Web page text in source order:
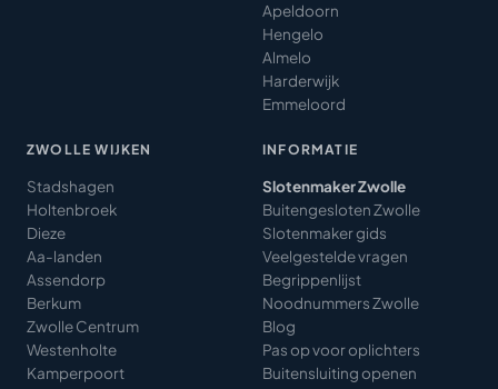
Apeldoorn
Hengelo
Almelo
Harderwijk
Emmeloord
ZWOLLE WIJKEN
Stadshagen
Holtenbroek
Dieze
Aa-landen
Assendorp
Berkum
Zwolle Centrum
Westenholte
Kamperpoort
INFORMATIE
Slotenmaker Zwolle
Buitengesloten Zwolle
Slotenmaker gids
Veelgestelde vragen
Begrippenlijst
Noodnummers Zwolle
Blog
Pas op voor oplichters
Buitensluiting openen